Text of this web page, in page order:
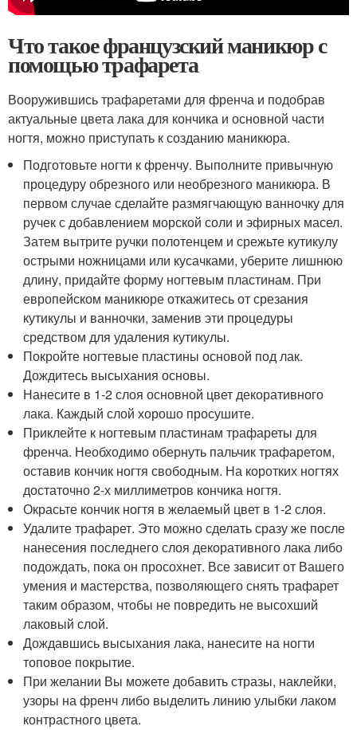
Что такое французский маникюр с
помощью трафарета
Вооружившись трафаретами для френча и подобрав
актуальные цвета лака для кончика и основной части
ногтя, можно приступать к созданию маникюра.
Подготовьте ногти к френчу. Выполните привычную
процедуру обрезного или необрезного маникюра. В
первом случае сделайте размягчающую ванночку для
ручек с добавлением морской соли и эфирных масел.
Затем вытрите ручки полотенцем и срежьте кутикулу
острыми ножницами или кусачками, уберите лишнюю
длину, придайте форму ногтевым пластинам. При
европейском маникюре откажитесь от срезания
кутикулы и ванночки, заменив эти процедуры
средством для удаления кутикулы.
Покройте ногтевые пластины основой под лак.
Дождитесь высыхания основы.
Нанесите в 1-2 слоя основной цвет декоративного
лака. Каждый слой хорошо просушите.
Приклейте к ногтевым пластинам трафареты для
френча. Необходимо обернуть пальчик трафаретом,
оставив кончик ногтя свободным. На коротких ногтях
достаточно 2-х миллиметров кончика ногтя.
Окрасьте кончик ногтя в желаемый цвет в 1-2 слоя.
Удалите трафарет. Это можно сделать сразу же после
нанесения последнего слоя декоративного лака либо
подождать, пока он просохнет. Все зависит от Вашего
умения и мастерства, позволяющего снять трафарет
таким образом, чтобы не повредить не высохший
лаковый слой.
Дождавшись высыхания лака, нанесите на ногти
топовое покрытие.
При желании Вы можете добавить стразы, наклейки,
узоры на френч либо выделить линию улыбки лаком
контрастного цвета.